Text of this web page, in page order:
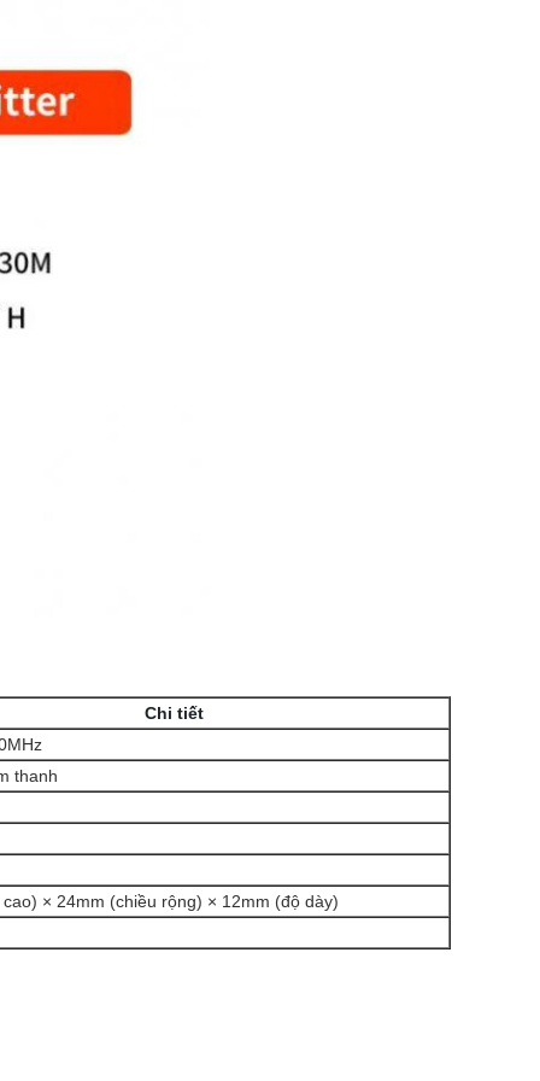
Chi tiết
thanh
× 24mm (chiều rộng) × 12mm (độ dày)